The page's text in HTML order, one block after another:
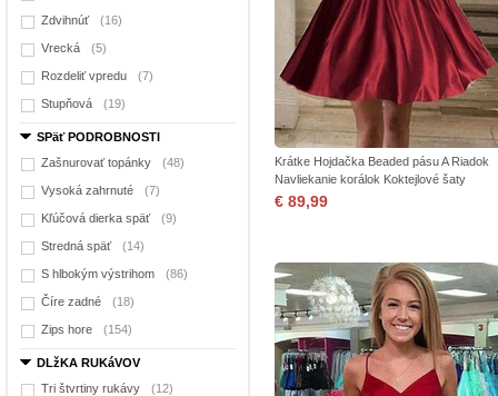
Zdvihnúť (16)
Vrecká (5)
Rozdeliť vpredu (7)
Stupňová (19)
SPäť PODROBNOSTI
Zašnurovať topánky
(48)
Vysoká zahrnuté (7)
Kľúčová dierka späť (9)
Stredná späť (14)
S hlbokým výstrihom (86)
Číre zadné (18)
Zips hore (154)
DLžKA RUKáVOV
Tri štvrtiny rukávy
(12)
Krátke Hojdačka Beaded pásu A Riadok
Navliekanie korálok Koktejlové šaty
€ 89,99